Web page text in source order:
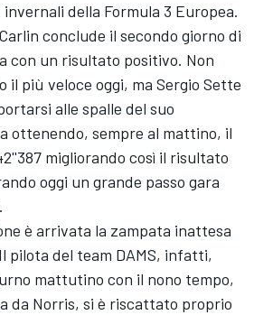
della Formula 3 Europea.
conclude il secondo giorno di
con un risultato positivo. Non
il più veloce oggi, ma Sergio Sette
alle spalle del suo
ottenendo, sempre al mattino, il
migliorando così il risultato
oggi un grande passo gara
è arrivata la zampata inattesa
pilota del team DAMS, infatti,
mattutino con il nono tempo,
da Norris, si è riscattato proprio